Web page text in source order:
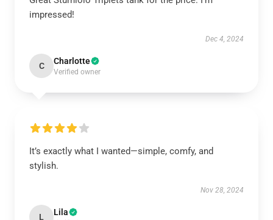
impressed!
Dec 4, 2024
C Charlotte
Verified owner
It’s exactly what I wanted—simple, comfy, and
stylish.
Nov 28, 2024
L Lila